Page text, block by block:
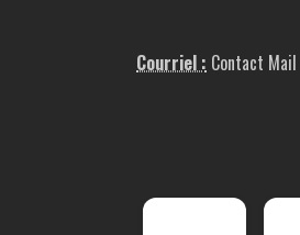
Courriel : Contact Mail